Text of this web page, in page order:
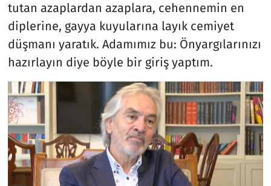
tutan azaplardan azaplara, cehennemin en
diplerine, gayya kuyularına layık cemiyet
düşmanı yaratık. Adamımız bu: Önyargılarınızı
hazırlayın diye böyle bir giriş yaptım.
Sağlık
Savunma Sanayi
Seçim 2023
Spor
Teknoloji ve Bilim
Televizyon